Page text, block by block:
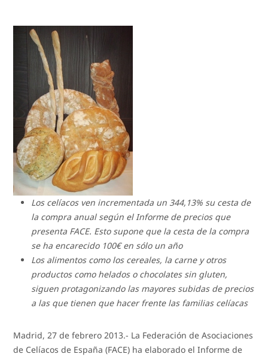
Los celíacos ven incrementada un 344,13% su cesta de
la compra anual según el Informe de precios que
presenta FACE. Esto supone que la cesta de la compra
se ha encarecido 100€ en sólo un año
Los alimentos como los cereales, la carne y otros
productos como helados o chocolates sin gluten,
siguen protagonizando las mayores subidas de precios
a las que tienen que hacer frente las familias celíacas
Madrid, 27 de febrero 2013.- La Federación de Asociaciones
de Celíacos de España (FACE) ha elaborado el Informe de